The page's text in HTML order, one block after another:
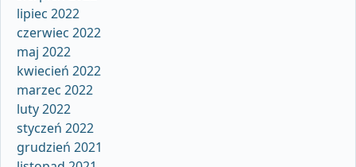
lipiec 2022
czerwiec 2022
maj 2022
kwiecień 2022
marzec 2022
luty 2022
styczeń 2022
grudzień 2021